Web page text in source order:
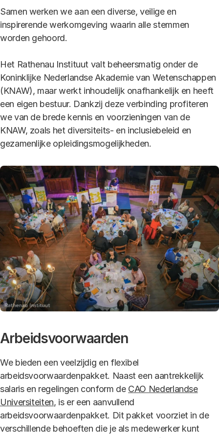
Samen werken we aan een diverse, veilige en
inspirerende werkomgeving waarin alle stemmen
worden gehoord.
Het Rathenau Instituut valt beheersmatig onder de
Koninklijke Nederlandse Akademie van Wetenschappen
(KNAW), maar werkt inhoudelijk onafhankelijk en heeft
een eigen bestuur. Dankzij deze verbinding profiteren
we van de brede kennis en voorzieningen van de
KNAW, zoals het diversiteits- en inclusiebeleid en
gezamenlijke opleidingsmogelijkheden.
Arbeidsvoorwaarden
We bieden een veelzijdig en flexibel
arbeidsvoorwaardenpakket. Naast een aantrekkelijk
salaris en regelingen conform de CAO Nederlandse
Universiteiten, is er een aanvullend
arbeidsvoorwaardenpakket. Dit pakket voorziet in de
verschillende behoeften die je als medewerker kunt